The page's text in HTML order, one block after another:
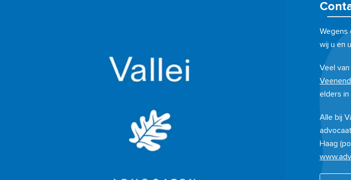
Wegens
wij u en
Veel
elders in
Alle bij
Haag